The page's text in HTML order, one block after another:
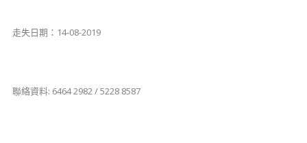
​​​走失日期：14-08-2019
聯絡資料: 6464 2982 / 5228 8587